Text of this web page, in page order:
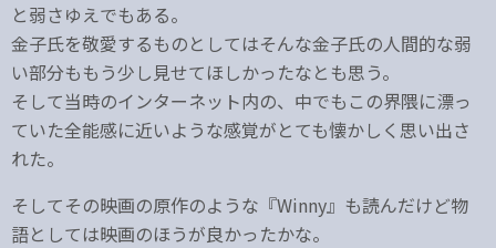
と弱さゆえでもある。
金子氏を敬愛するものとしてはそんな金子氏の人間的な弱
い部分ももう少し見せてほしかったなとも思う。
そして当時のインターネット内の、中でもこの界隈に漂っ
ていた全能感に近いような感覚がとても懐かしく思い出さ
れた。
そしてその映画の原作のような『Winny』も読んだけど物
語としては映画のほうが良かったかな。